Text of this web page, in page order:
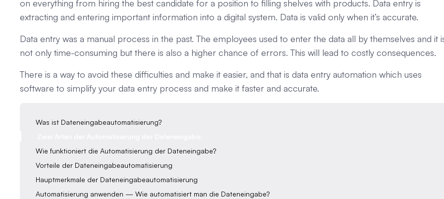
on everything from hiring the best candidate for a position to filling shelves with products. Data entry is
extracting and entering important information into a digital system. Data is valid only when it’s accurate.
Data entry was a manual process in the past. The employees used to enter the data all by themselves and it
not only time-consuming but there is also a higher chance of errors. This will lead to costly consequences.
There is a way to avoid these difficulties and make it easier, and that is data entry automation which uses
software to simplify your data entry process and make it faster and accurate.
Was ist Dateneingabeautomatisierung?
Wie funktioniert die Automatisierung der Dateneingabe?
Vorteile der Dateneingabeautomatisierung
Hauptmerkmale der Dateneingabeautomatisierung
Automatisierung anwenden — Wie automatisiert man die Dateneingabe?